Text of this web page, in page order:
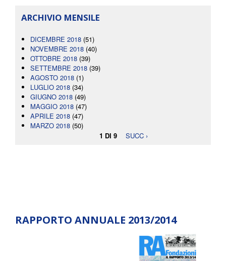
ARCHIVIO MENSILE
DICEMBRE 2018 (51)
NOVEMBRE 2018 (40)
OTTOBRE 2018 (39)
SETTEMBRE 2018 (39)
AGOSTO 2018 (1)
LUGLIO 2018 (34)
GIUGNO 2018 (49)
MAGGIO 2018 (47)
APRILE 2018 (47)
MARZO 2018 (50)
1 DI 9
SUCC ›
RAPPORTO ANNUALE 2013/2014